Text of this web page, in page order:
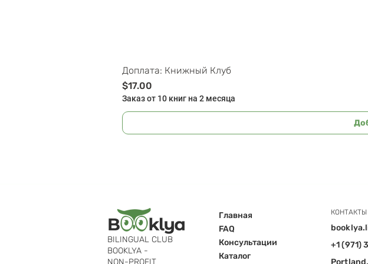
Доплата: Книжный Клуб
Цена
$17.00
Заказ от 10 книг на 2 месяца
BILINGUAL CLUB
BOOKLYA -
Главная
FAQ
Консультации
Каталог
КОНТАКТЫ
+1 (971)